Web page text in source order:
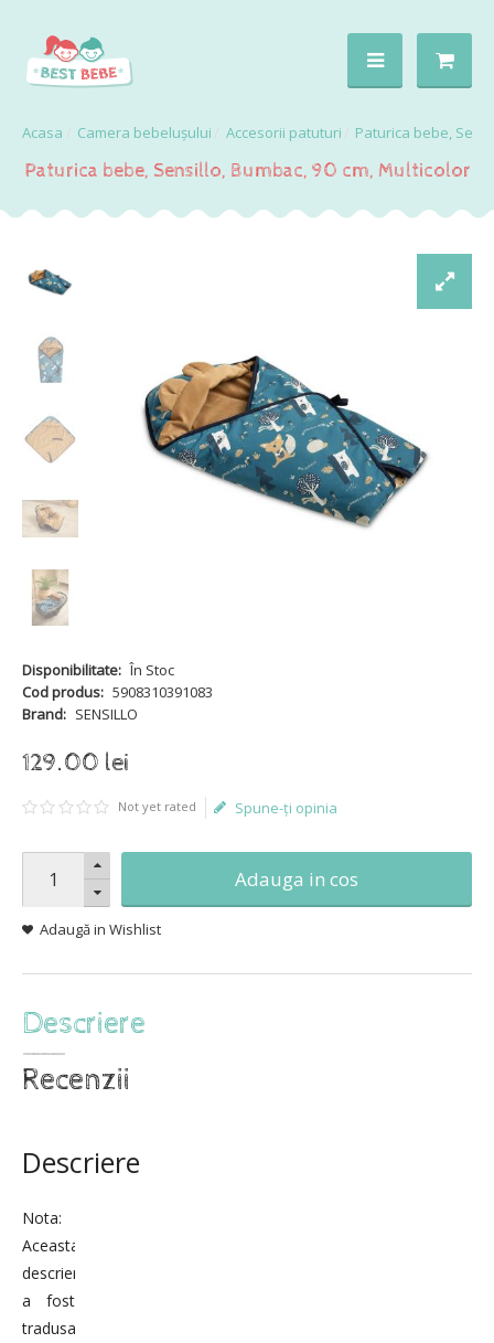
Camera bebelușului Accesorii patuturi Paturica bebe,
Paturica bebe, Sensillo, Bumbac, 90 cm, Multicolor
Disponibilitate: În Stoc
Cod produs: 5908310391083
Brand: SENSILLO
129.00 lei
Not yet rated Spune-ţi opinia
Adauga in cos
Adaugă in Wishlist
Descriere
Nota:
Aceasta
descriere
a fost
tradusa